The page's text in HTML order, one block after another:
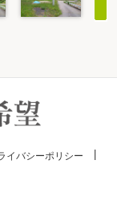
イバシーポリシー